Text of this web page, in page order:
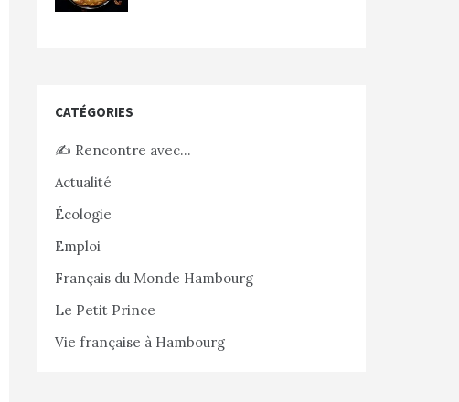
CATÉGORIES
✍️ Rencontre avec…
Actualité
Écologie
Emploi
Français du Monde Hambourg
Le Petit Prince
Vie française à Hambourg